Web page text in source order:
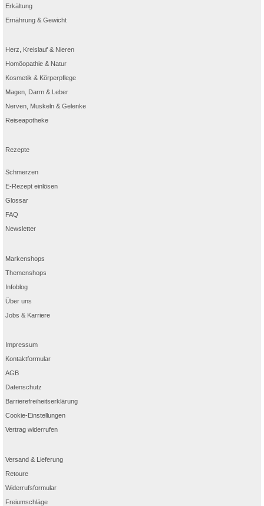
Erkältung
Ernährung & Gewicht
Herz, Kreislauf & Nieren
Homöopathie & Natur
Kosmetik & Körperpflege
Magen, Darm & Leber
Nerven, Muskeln & Gelenke
Reiseapotheke
Rezepte
Schmerzen
E-Rezept einlösen
Glossar
FAQ
Newsletter
Markenshops
Themenshops
Infoblog
Über uns
Jobs & Karriere
Impressum
Kontaktformular
AGB
Datenschutz
Barrierefreiheitserklärung
Cookie-Einstellungen
Vertrag widerrufen
Versand & Lieferung
Retoure
Widerrufsformular
Freiumschläge